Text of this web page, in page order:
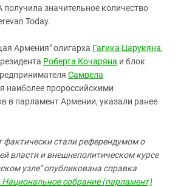
получила значительное количество
Today.
Армения" олигарха Гагика Царукяна,
Роберта Кочаряна и блок
Самвела
наиболее пророссийскими
в парламент Армении, указали ранее
стали референдумом о
власти и внешнеполитическом курсе
узле" опубликована справка
собрание (парламент)